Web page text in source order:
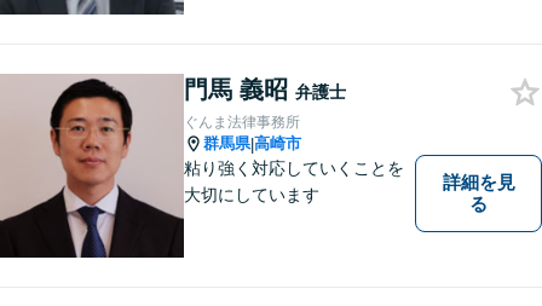
門馬 義昭 弁護士
ぐんま法律事務所
群馬県|高崎市
粘り強く対応していくことを
大切にしています
詳細を見
る